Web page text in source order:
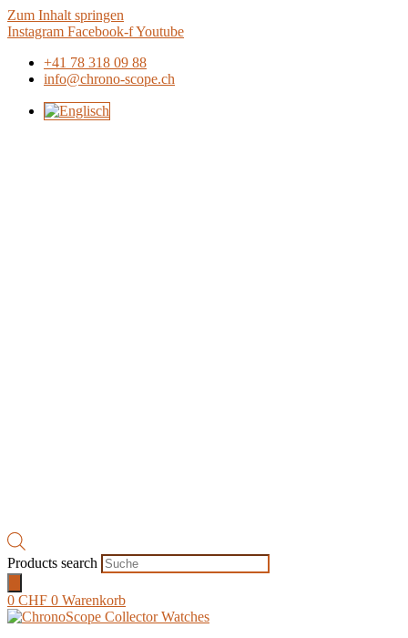
Zum Inhalt springen
Instagram Facebook-fYoutube
+41 78 318 09 88
info@chrono-scope.ch
Products search
0 CHF 0 Warenkorb